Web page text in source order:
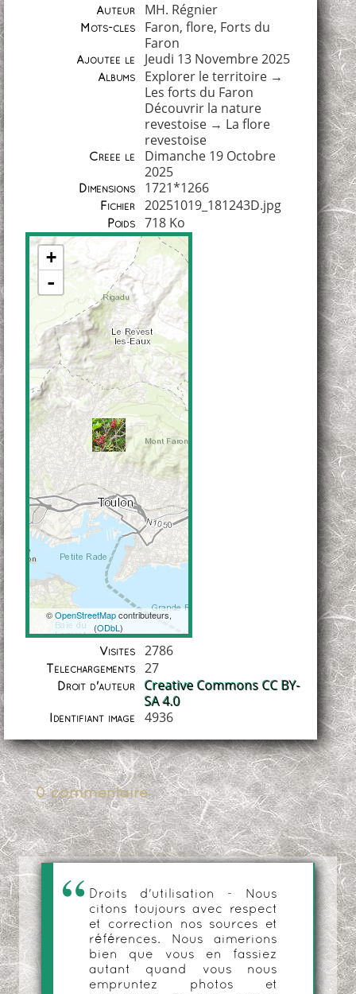
Auteur MH. Régnier
Mots-clés Faron, flore, Forts du
Faron
Ajoutée le Jeudi 13 Novembre 2025
Albums Explorer le territoire→
Les forts du Faron
Découvrir la nature
revestoise→ La flore
revestoise
Créée le
Dimanche 19 Octobre
2025
Dimensions 1721*1266
Fichier 20251019_181243D.jpg
Poids 718 Ko
Coordonnées
+
-
©OpenStreetMapcontributeurs,
(ODbL)
Visites 2786
Téléchargements 27
Droit d'auteur
Creative Commons CC BY-
SA 4.0
Identifiant image 4936
0 commentaire
Droits d'utilisation - Nous
citons toujours avec respect
et correction nos sources et
références. Nous aimerions
bien que vous en fassiez
autant quand vous nous
empruntez photos et